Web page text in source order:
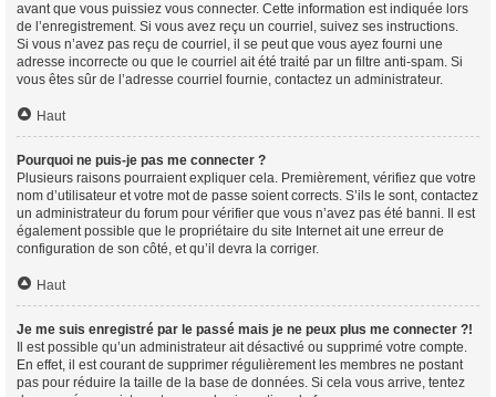
avant que vous puissiez vous connecter. Cette information est indiquée lors
de l’enregistrement. Si vous avez reçu un courriel, suivez ses instructions.
Si vous n’avez pas reçu de courriel, il se peut que vous ayez fourni une
adresse incorrecte ou que le courriel ait été traité par un filtre anti-spam. Si
vous êtes sûr de l’adresse courriel fournie, contactez un administrateur.
Haut
Pourquoi ne puis-je pas me connecter ?
Plusieurs raisons pourraient expliquer cela. Premièrement, vérifiez que votre
nom d’utilisateur et votre mot de passe soient corrects. S’ils le sont, contactez
un administrateur du forum pour vérifier que vous n’avez pas été banni. Il est
également possible que le propriétaire du site Internet ait une erreur de
configuration de son côté, et qu’il devra la corriger.
Haut
Je me suis enregistré par le passé mais je ne peux plus me connecter ?!
Il est possible qu’un administrateur ait désactivé ou supprimé votre compte.
En effet, il est courant de supprimer régulièrement les membres ne postant
pas pour réduire la taille de la base de données. Si cela vous arrive, tentez